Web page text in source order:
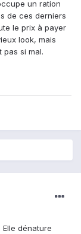
un ration
de ces derniers
le prix à payer
look, mais
si mal.
dénature